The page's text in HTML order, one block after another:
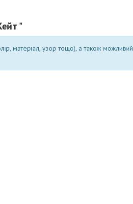
"
матеріал, узор тощо), а також можливий